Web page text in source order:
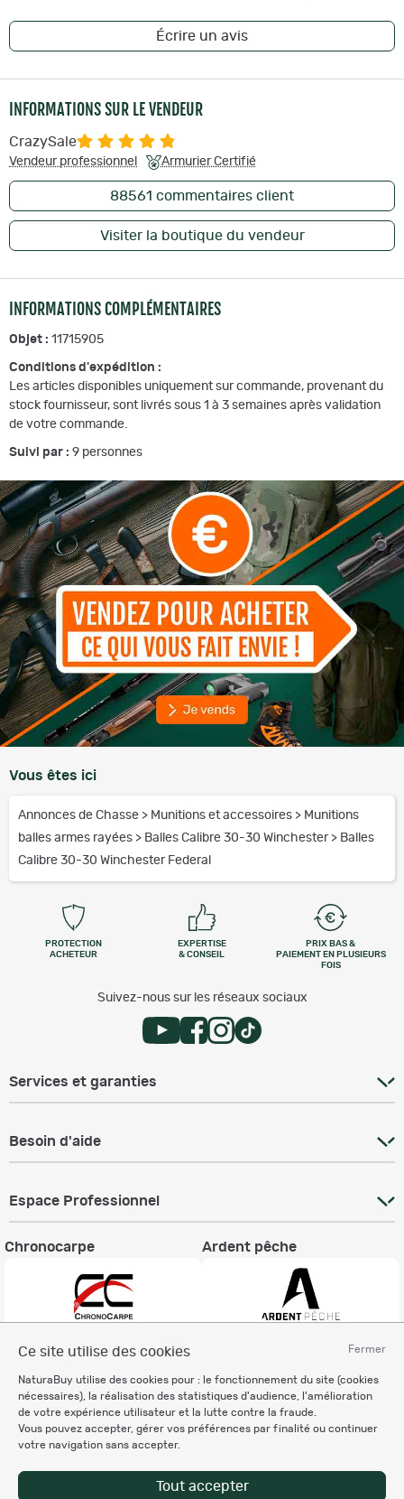
Fermer
Ce site utilise des cookies
NaturaBuy utilise des cookies pour : le fonctionnement du site (cookies
nécessaires), la réalisation des statistiques d'audience, l'amélioration
de votre expérience utilisateur et la lutte contre la fraude.
Vous pouvez accepter, gérer vos préférences par finalité ou continuer
votre navigation sans accepter.
Tout accepter
Écrire un avis
INFORMATIONS SUR LE VENDEUR
CrazySale
Vendeur professionnel Armurier Certifié
88561 commentaires client
Visiter la boutique du vendeur
INFORMATIONS COMPLÉMENTAIRES
Objet : 11715905
Conditions d'expédition :
Les articles disponibles uniquement sur commande, provenant du
stock fournisseur, sont livrés sous 1 à 3 semaines après validation
de votre commande.
Suivi par : 9 personnes
Vous êtes ici
Annonces de Chasse > Munitions et accessoires > Munitions
balles armes rayées > Balles Calibre 30-30 Winchester > Balles
Calibre 30-30 Winchester Federal
PROTECTION
ACHETEUR
EXPERTISE
& CONSEIL
PRIX BAS &
PAIEMENT EN PLUSIEURS
FOIS
Suivez-nous sur les réseaux sociaux
Services et garanties
Besoin d'aide
Espace Professionnel
Chronocarpe Ardent pêche
Charte éthique
Mentions légales
Règlement & Conditions d'utilisation
Politique de protection
des données personnelles
Personnalisation des cookies